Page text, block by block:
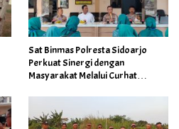
Sat Binmas Polresta Sidoarjo
Perkuat Sinergi dengan
Masyarakat Melalui Curhat